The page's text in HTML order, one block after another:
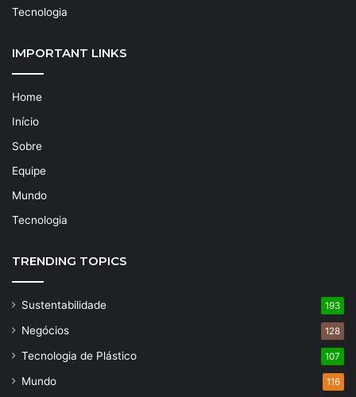
Tecnologia
IMPORTANT LINKS
Home
Início
Sobre
Equipe
Mundo
Tecnologia
TRENDING TOPICS
Sustentabilidade 193
Negócios 128
Tecnologia de Plástico 107
Mundo 116